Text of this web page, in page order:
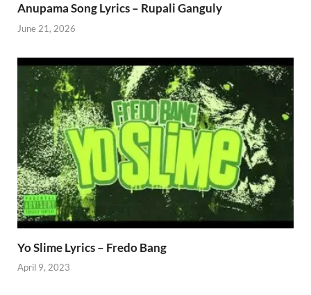
Anupama Song Lyrics – Rupali Ganguly
June 21, 2026
Yo Slime Lyrics – Fredo Bang
April 9, 2023